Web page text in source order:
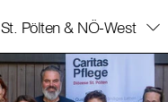
St. Pölten & NÖ-West